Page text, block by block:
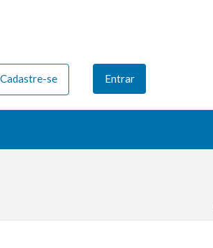
Cadastre-se Entrar